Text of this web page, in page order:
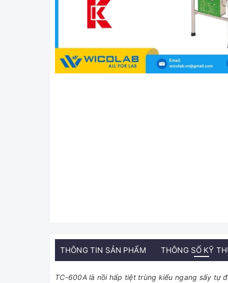
THÔNG TIN SẢN PHẨM THÔNG SỐ KỸ
TC-600A là nồi hấp tiệt trùng kiểu ngang sấy tự